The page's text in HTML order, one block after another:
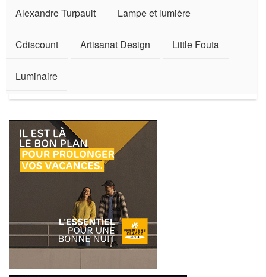
Alexandre Turpault Lampe et lumière
Cdiscount Artisanat Design Little Fouta
Luminaire